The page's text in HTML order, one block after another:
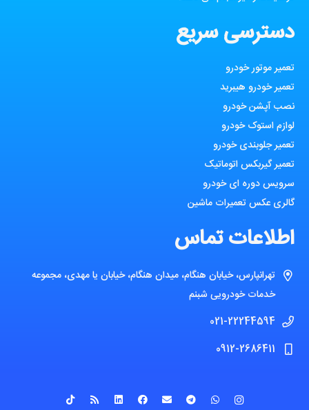
دسترسی سریع
تعمیر موتور خودرو
تعمیر خودرو هیبرید
نصب آپشن خودرو
لوازم استوک خودرو
تعمیر جلوبندی خودرو
تعمیر گیربکس اتوماتیک
سرویس دوره ای خودرو
گالری عکس تعمیرات ماشین
اطلاعات تماس
تهرانپارس، خیابان هنگام، میدان هنگام، خیابان یا مهدی، مجموعه
خدمات خودرویی شبنم
021-22244594
0912-2686411